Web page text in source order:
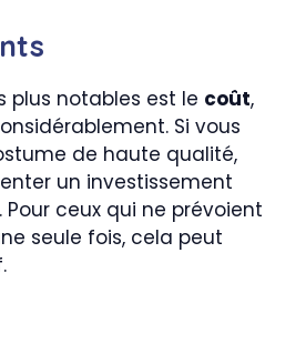
plus notables est le coût,
Si vous
de haute qualité,
un investissement
ceux qui ne prévoient
seule fois, cela peut